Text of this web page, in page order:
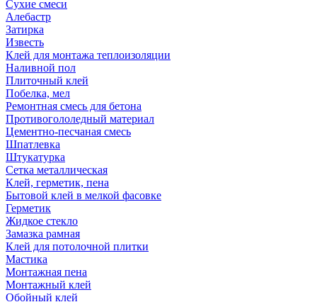
Сухие смеси
Алебастр
Затирка
Известь
Клей для монтажа теплоизоляции
Наливной пол
Плиточный клей
Побелка, мел
Ремонтная смесь для бетона
Противогололедный материал
Цементно-песчаная смесь
Шпатлевка
Штукатурка
Сетка металлическая
Клей, герметик, пена
Бытовой клей в мелкой фасовке
Герметик
Жидкое стекло
Замазка рамная
Клей для потолочной плитки
Мастика
Монтажная пена
Монтажный клей
Обойный клей